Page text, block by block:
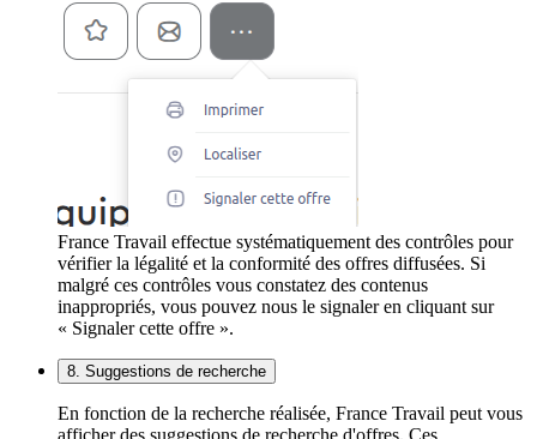
France Travail effectue systématiquement des contrôles pour
vérifier la légalité et la conformité des offres diffusées. Si
malgré ces contrôles vous constatez des contenus
inappropriés, vous pouvez nous le signaler en cliquant sur
« Signaler cette offre ».
8. Suggestions de recherche
En fonction de la recherche réalisée, France Travail peut vous
afficher des suggestions de recherche d'offres. Ces